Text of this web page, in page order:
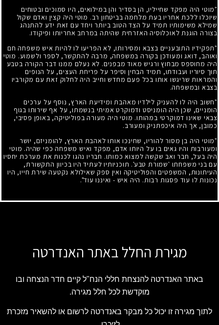
"מוטי היה מפקד שחייליו, הן בסדיר והן במילואים, היו סמוכים ובטוחים
שיוכלו ללכת אחריו בעת מלחמה בביטחון רב. מוטי היה קצין ואדם שקול
שמילא משימותיו תמיד על הצד הטוב ביותר ויחד עם זאת ידע להתנהג
בצורה הוגנת לאוכלוסיה האזרחית שהיתה במרחב אחריותו ופיקודו.
"תפקידיו התובעניים בצבא ומסירותו, לא הפריעו לו להיות איש משפחה חם
ואוהב, דואג ומעודכן בקורה במשפחה, מרבה להתקשר, לספר ולשמוע. מוטי
היה מחוספס מבחוץ ורגיש מאוד מבפנים. לא נעלם ממנו דבר הקורה בטבע
תוך סיוריו ועבודתו, תמיד הבחין וסיפר על פריחת העצים, על הנופים
והמראות שריגשו אותו בכל פעם מחדש וחייב היה לחלוק זאת עם מקורביו
בצבא ובמשפחה.
"חשוב היה לו להעניק לילדיו מאהבת ומידיעת הארץ, נוסף על ערכים
הומניים, שכן היה הומניסט ודמוקרט אמיתי בנשמתו, על אף שירותו בגוף
צבאי שאינו דמוקרטי במהותו. מוטי היה מעורה בפוליטיקה, באופן פסיבי,
כמובן, אך היה איכפתניק ומעורב.
"מוטי היה בן מסור להוריו, שחינכו אותו לאהבת הארץ, להומניזם, יושר
ומעורבות והיו גאים בו על היותו אדם, מפקד ואיש משפחה כפי שהיה. מוטי
היה בעל, חבר ואב שקשה למצוא כמותו. חבריו נהגו לכנות את מערכת יחסיו
עם בני משפחתו 'שמורת טבע'. תוכניותיו לעתיד היו בכיוון התקשורת,
העיתונות, המשפטים והפוליטיקה ואין ספק שאילולא נקטעה שירת חייו, היו
נכונות לו עוד פסגות רבות. היה איש - ואיננו עוד".
מגירת החלל באתר האנדרטה
באתר האנדרטה להנצחת חללי הנח"ל קיים חדר הנצחה ובו
מוקדשת לכל חלל מגירה.
לתוך מגירה זו יכול כל מבקר באנדרטה לרשום או להשאיר מזכרת